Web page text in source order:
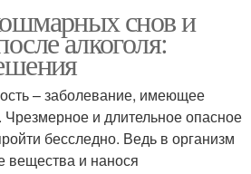
снов и
алкоголя:
– заболевание, имеющее
и длительное опасное
бесследно. Ведь в организм
вещества и нанося